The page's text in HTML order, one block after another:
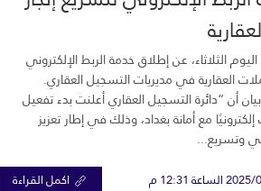
الثلاثاء، عن إطلاق خدمة الربط الإلكتروني
العقارية في مديريات التسجيل العقاري.
أن “دائرة التسجيل العقاري أعلنت بدء تفعيل
إلكترونيًا مع أمانة بغداد، وذلك في إطار تعزيز
وتسريع...
اكمل القراءة